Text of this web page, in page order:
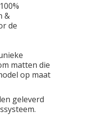
&
de
matten die
op maat
geleverd